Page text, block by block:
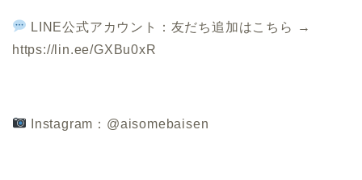
LINE公式アカウント：友だち追加はこちら →
https://lin.ee/GXBu0xR
Instagram：@aisomebaisen